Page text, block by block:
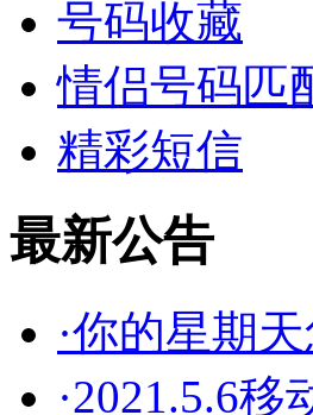
号码收藏
情侣号码匹
精彩短信
最新公告
·你的星期
·2021.5.6移